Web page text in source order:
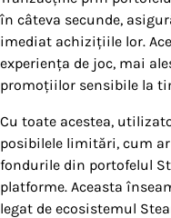
în câteva secunde,
imediat achizițiile lor.
experiența de joc, mai
promoțiilor sensibile la
Cu toate acestea,
posibilele limitări, cum
fondurile din portofelul
platforme. Aceasta
legat de ecosistemul